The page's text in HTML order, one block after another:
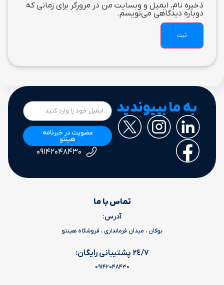
ذخیره نام، ایمیل و وبسایت من در مرورگر برای زمانی که
دوباره دیدگاهی می‌نویسم.
به ما بپیوندید
عضویت در خبرنامه
هینتو
۰۹۱۴۲۰۴۸۴۳۰
تماس با ما
آدرس:
بوکان ، میدان فرمانداری ، فروشگاه هینتو
٢٤/٧ پشتیبانی رایگان:
09142048430